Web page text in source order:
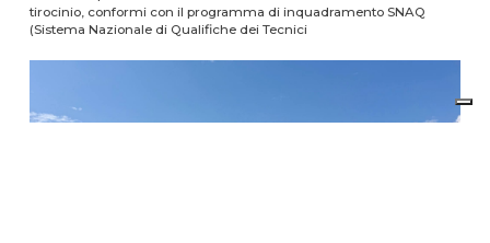
tirocinio, conformi con il programma di inquadramento SNAQ
(Sistema Nazionale di Qualifiche dei Tecnici